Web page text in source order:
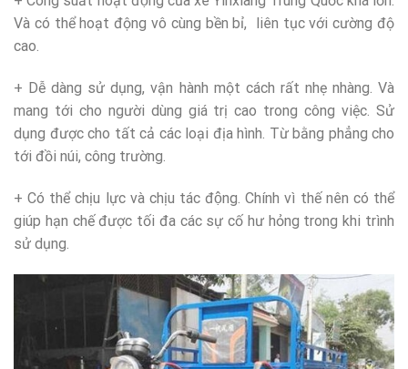
Và có thể hoạt động vô cùng bền bỉ, liên tục với cường độ
cao.
+ Dễ dàng sử dụng, vận hành một cách rất nhẹ nhàng. Và
mang tới cho người dùng giá trị cao trong công việc. Sử
dụng được cho tất cả các loại địa hình. Từ bằng phẳng cho
tới đồi núi, công trường.
+ Có thể chịu lực và chịu tác động. Chính vì thế nên có thể
giúp hạn chế được tối đa các sự cố hư hỏng trong khi trình
sử dụng.